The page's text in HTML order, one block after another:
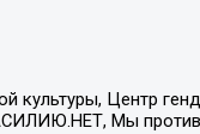
культуры, Центр
Мы